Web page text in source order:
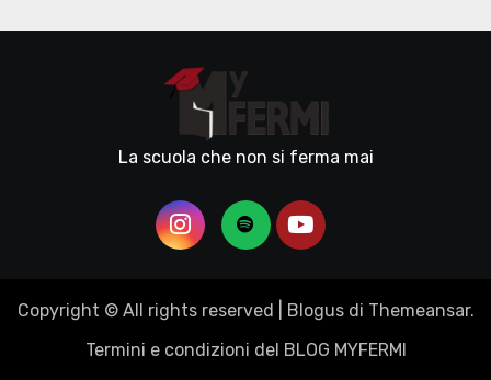
La scuola che non si ferma mai
Copyright © All rights reserved Blogusdi Themeansar.
Termini e condizioni del BLOG MYFERMI